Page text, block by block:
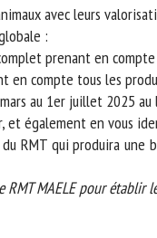
avec leurs
:
prenant en
compte tous les
au 1er juillet 2025 au
également en vous
RMT qui produira une
MAELE pour établir
dans le cadre de la
champs suivis de * sont